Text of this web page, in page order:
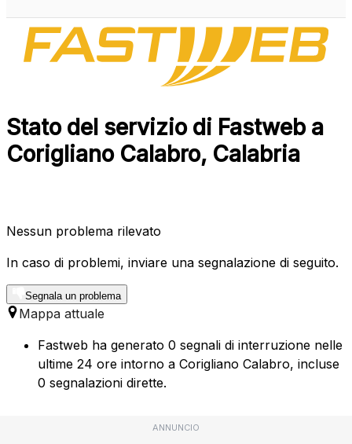
Stato del servizio di Fastweb a
Corigliano Calabro, Calabria
Nessun problema rilevato
In caso di problemi, inviare una segnalazione di seguito.
Segnala un problema
Mappa attuale
Fastweb ha generato 0 segnali di interruzione nelle
ultime 24 ore intorno a Corigliano Calabro, incluse
0 segnalazioni dirette.
ANNUNCIO